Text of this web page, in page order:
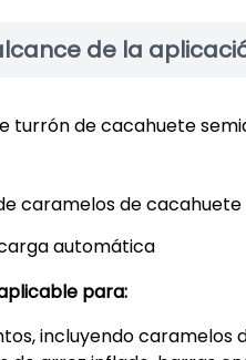
de la
turrón de cacahuete
caramelos de
automática
para:
incluyendo